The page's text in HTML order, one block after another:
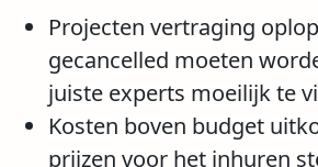
Projecten vertraging
gecancelled moeten
juiste experts moeilijk te
Kosten boven budget
prijzen voor het inhuren